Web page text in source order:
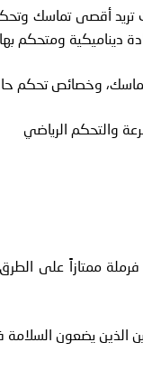
تريد أقصى تماسك
ديناميكية ومتحكم
وخصائص تحكم
والتحكم الرياضي
ممتازاً على
الذين يضعون